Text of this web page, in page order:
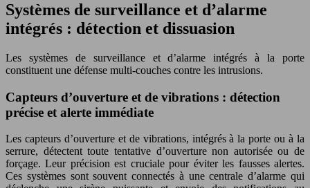
Systèmes de surveillance et d’alarme
intégrés : détection et dissuasion
Les systèmes de surveillance et d’alarme intégrés à la porte
constituent une défense multi-couches contre les intrusions.
Capteurs d’ouverture et de vibrations : détection
précise et alerte immédiate
Les capteurs d’ouverture et de vibrations, intégrés à la porte ou à la
serrure, détectent toute tentative d’ouverture non autorisée ou de
forçage. Leur précision est cruciale pour éviter les fausses alertes.
Ces systèmes sont souvent connectés à une centrale d’alarme qui